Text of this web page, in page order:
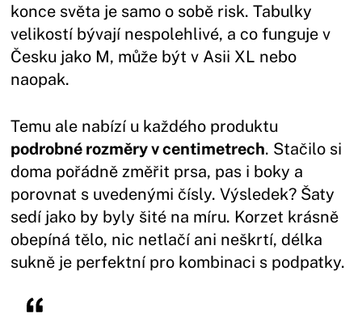
konce světa je samo o sobě risk. Tabulky
velikostí bývají nespolehlivé, a co funguje v
Česku jako M, může být v Asii XL nebo
naopak.
Temu ale nabízí u každého produktu
podrobné rozměry v centimetrech. Stačilo si
doma pořádně změřit prsa, pas i boky a
porovnat s uvedenými čísly. Výsledek? Šaty
sedí jako by byly šité na míru. Korzet krásně
obepíná tělo, nic netlačí ani neškrtí, délka
sukně je perfektní pro kombinaci s podpatky.